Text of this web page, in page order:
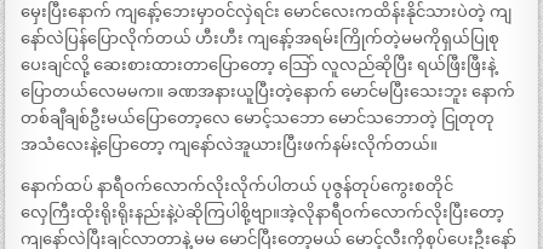
မှေးပြီးနောက် ကျနော့်ဘေးမှာဝင်လှဲရင်း မောင်လေးကထိန်းနိုင်သားပဲတဲ့ ကျ
နော်လဲပြန်ပြောလိုက်တယ် ဟီးဟီး ကျနော့်အရမ်းကြိုက်တဲ့မမကိုရှယ်ပြုစု
ပေးချင်လို့ ဆေးစားထားတာပြောတော့ သြော် လူလည်ဆိုပြီး ရယ်ဖြီးဖြီးနဲ့
ပြောတယ်လေမမက။ ခဏအနားယူပြီးတဲ့နောက် မောင်မပြီးသေးဘူး နောက်
တစ်ချီချစ်ဦးမယ်ပြောတော့လေ မောင့်သဘော မောင်သဘောတဲ့ ငြုတုတု
အသံလေးနဲ့ပြောတော့ ကျနော်လဲအူယားပြီးဖက်နမ်းလိုက်တယ်။
နောက်ထပ် နာရီဝက်လောက်လိုးလိုက်ပါတယ် ပုဇွန်တုပ်ကွေးစတိုင်
လှေကြီးထိုးရိုးရိုးနည်းနဲ့ပဲဆိုကြပါစို့ဗျာ။အဲ့လိုနာရီဝက်လောက်လိုးပြီးတော့
ကျနော်လဲပြီးချင်လာတာနဲ့ မမ မောင်ပြီးတော့မယ် မောင့်လီးကိုစုပ်ပေးဦးနော်